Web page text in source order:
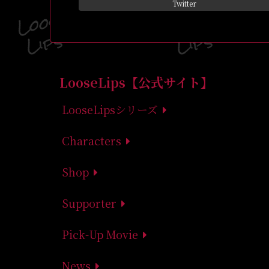
Twitter
LooseLips【公式サイト】
LooseLipsシリーズ
Characters
Shop
Supporter
Pick-Up Movie
News